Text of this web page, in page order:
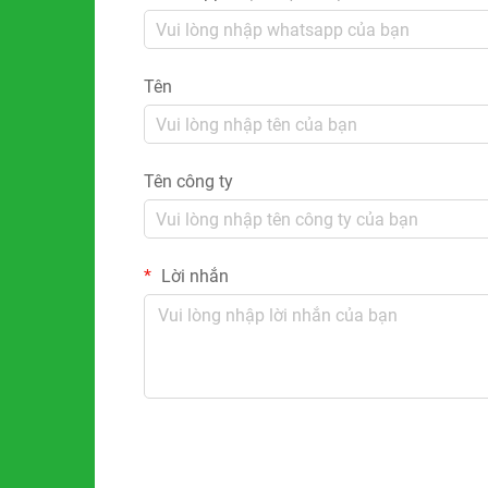
Tên
Tên công ty
Lời nhắn